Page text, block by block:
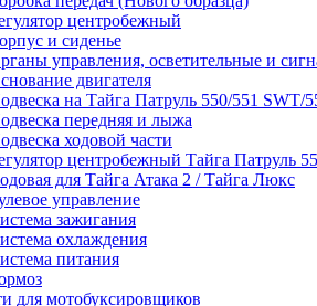
центробежный
и сиденье
управления, осветительные и
двигателя
на Тайга Патруль 550/551 SWT/
передняя и лыжа
ходовой части
центробежный Тайга Патруль
для Тайга Атака 2 / Тайга Люкс
управление
зажигания
охлаждения
питания
для мотобуксировщиков